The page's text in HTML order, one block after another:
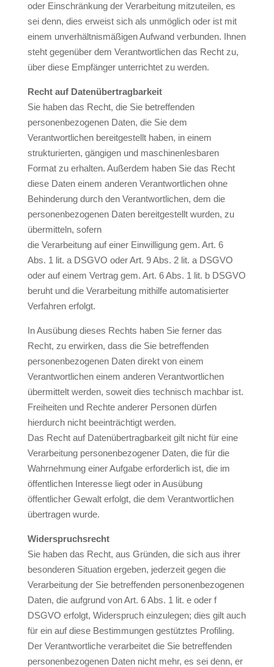
oder Einschränkung der Verarbeitung mitzuteilen, es
sei denn, dies erweist sich als unmöglich oder ist mit
einem unverhältnismäßigen Aufwand verbunden. Ihnen
steht gegenüber dem Verantwortlichen das Recht zu,
über diese Empfänger unterrichtet zu werden.
Recht auf Datenübertragbarkeit
Sie haben das Recht, die Sie betreffenden
personenbezogenen Daten, die Sie dem
Verantwortlichen bereitgestellt haben, in einem
strukturierten, gängigen und maschinenlesbaren
Format zu erhalten. Außerdem haben Sie das Recht
diese Daten einem anderen Verantwortlichen ohne
Behinderung durch den Verantwortlichen, dem die
personenbezogenen Daten bereitgestellt wurden, zu
übermitteln, sofern
die Verarbeitung auf einer Einwilligung gem. Art. 6
Abs. 1 lit. a DSGVO oder Art. 9 Abs. 2 lit. a DSGVO
oder auf einem Vertrag gem. Art. 6 Abs. 1 lit. b DSGVO
beruht und die Verarbeitung mithilfe automatisierter
Verfahren erfolgt.
In Ausübung dieses Rechts haben Sie ferner das
Recht, zu erwirken, dass die Sie betreffenden
personenbezogenen Daten direkt von einem
Verantwortlichen einem anderen Verantwortlichen
übermittelt werden, soweit dies technisch machbar ist.
Freiheiten und Rechte anderer Personen dürfen
hierdurch nicht beeinträchtigt werden.
Das Recht auf Datenübertragbarkeit gilt nicht für eine
Verarbeitung personenbezogener Daten, die für die
Wahrnehmung einer Aufgabe erforderlich ist, die im
öffentlichen Interesse liegt oder in Ausübung
öffentlicher Gewalt erfolgt, die dem Verantwortlichen
übertragen wurde.
Widerspruchsrecht
Sie haben das Recht, aus Gründen, die sich aus ihrer
besonderen Situation ergeben, jederzeit gegen die
Verarbeitung der Sie betreffenden personenbezogenen
Daten, die aufgrund von Art. 6 Abs. 1 lit. e oder f
DSGVO erfolgt, Widerspruch einzulegen; dies gilt auch
für ein auf diese Bestimmungen gestütztes Profiling.
Der Verantwortliche verarbeitet die Sie betreffenden
personenbezogenen Daten nicht mehr, es sei denn, er